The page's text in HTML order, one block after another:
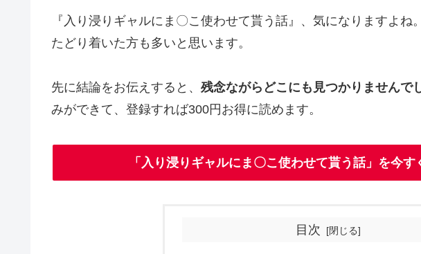
『入り浸りギャルにま〇こ使わせて貰う話』、気になりますよね
たどり着いた方も多いと思います。
先に結論をお伝えすると、 残念ながらどこにも見つかりませんで
みができて、登録すれば300円お得に読めます。
「入り浸りギャルにま〇こ使わせて貰う話」を今す
目次